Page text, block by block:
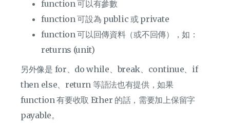
function 可以有參數
function 可設為 public 或 private
function 可以回傳資料（或不回傳），如：
returns (unit)
另外像是 for、do while、break、continue、if
then else、return 等語法也有提供，如果
function 有要收取 Ether 的話，需要加上保留字
payable。